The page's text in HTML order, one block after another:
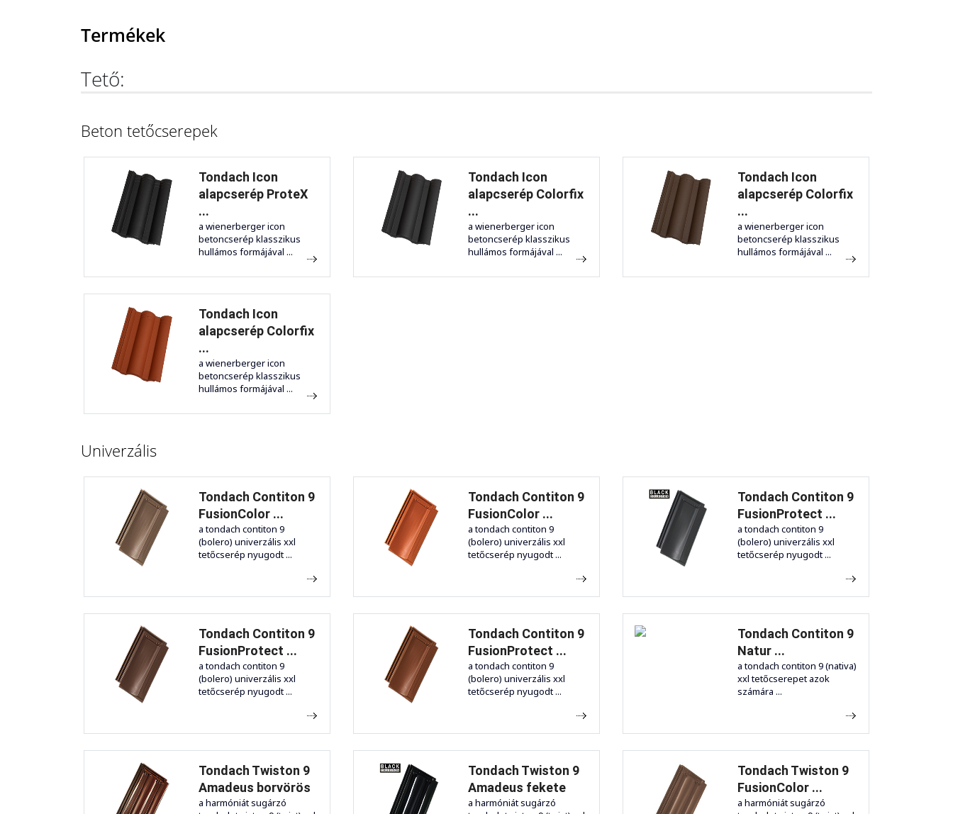
Termékek
Tető:
Beton tetőcserepek
Tondach Icon
alapcserép ProteX
...
a wienerberger icon
betoncserép klasszikus
hullámos formájával ...
Tondach Icon
alapcserép Colorfix
...
a wienerberger icon
betoncserép klasszikus
hullámos formájával ...
Tondach Icon
alapcserép Colorfix
...
a wienerberger icon
betoncserép klasszikus
hullámos formájával ...
Tondach Icon
alapcserép Colorfix
...
a wienerberger icon
betoncserép klasszikus
hullámos formájával ...
Univerzális
Tondach Contiton 9
FusionColor ...
a tondach contiton 9
(bolero) univerzális xxl
tetőcserép nyugodt ...
Tondach Contiton 9
FusionColor ...
a tondach contiton 9
(bolero) univerzális xxl
tetőcserép nyugodt ...
Tondach Contiton 9
FusionProtect ...
a tondach contiton 9
(bolero) univerzális xxl
tetőcserép nyugodt ...
Tondach Contiton 9
FusionProtect ...
a tondach contiton 9
(bolero) univerzális xxl
tetőcserép nyugodt ...
Tondach Contiton 9
FusionProtect ...
a tondach contiton 9
(bolero) univerzális xxl
tetőcserép nyugodt ...
Tondach Contiton 9
Natur ...
a tondach contiton 9 (nativa)
xxl tetőcserepet azok
számára ...
Tondach Twiston 9
Amadeus borvörös
a harmóniát sugárzó
Tondach Twiston 9
Amadeus fekete
a harmóniát sugárzó
Tondach Twiston 9
FusionColor ...
a harmóniát sugárzó